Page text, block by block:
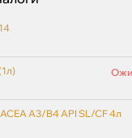
A3/B4 API SL/CF 4л